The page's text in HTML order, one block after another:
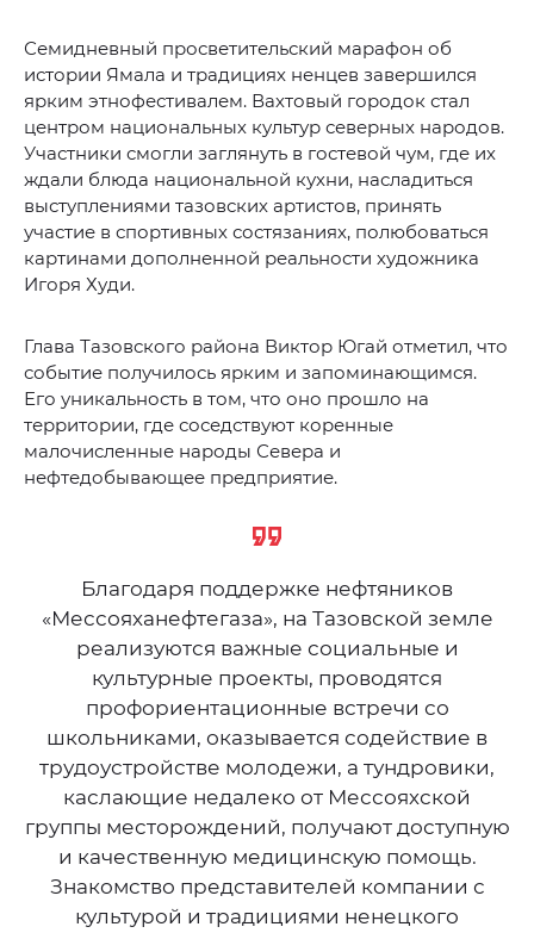
Семидневный просветительский марафон об
истории Ямала и традициях ненцев завершился
ярким этнофестивалем. Вахтовый городок стал
центром национальных культур северных народов.
Участники смогли заглянуть в гостевой чум, где их
ждали блюда национальной кухни, насладиться
выступлениями тазовских артистов, принять
участие в спортивных состязаниях, полюбоваться
картинами дополненной реальности художника
Игоря Худи.
Глава Тазовского района Виктор Югай отметил, что
событие получилось ярким и запоминающимся.
Его уникальность в том, что оно прошло на
территории, где соседствуют коренные
малочисленные народы Севера и
нефтедобывающее предприятие.
Благодаря поддержке нефтяников
«Мессояханефтегаза», на Тазовской земле
реализуются важные социальные и
культурные проекты, проводятся
профориентационные встречи со
школьниками, оказывается содействие в
трудоустройстве молодежи, а тундровики,
каслающие недалеко от Мессояхской
группы месторождений, получают доступную
и качественную медицинскую помощь.
Знакомство представителей компании с
культурой и традициями ненецкого